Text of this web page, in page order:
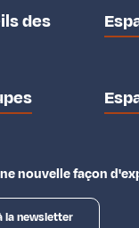
des
nouvelle façon
la newsletter